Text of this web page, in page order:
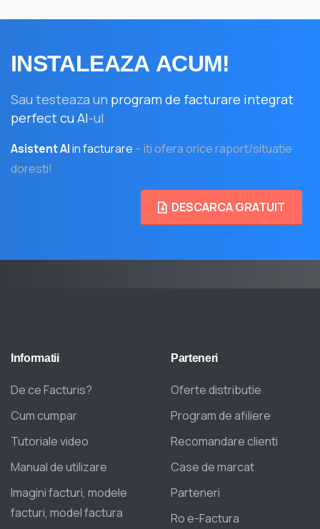
INSTALEAZA ACUM!
Sau testeaza un program de facturare integrat
perfect cu AI-ul
Asistent AIin facturare – iti ofera orice raport/situatie
doresti!
DESCARCA GRATUIT
Informatii
De ce Facturis?
Cum cumpar
Tutoriale video
Manual de utilizare
Imagini facturi, modele
facturi, model factura
Parteneri
Oferte distributie
Program de afiliere
Recomandare clienti
Case de marcat
Parteneri
Ro e-Factura